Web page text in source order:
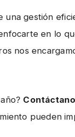
una gestión
en lo
nos
pueden